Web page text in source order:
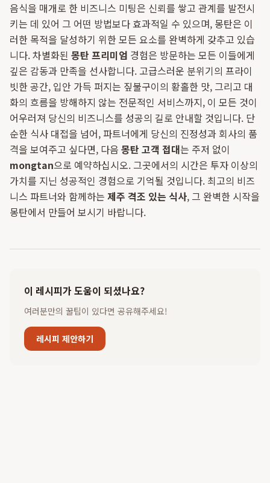
음식을 매개로 한 비즈니스 미팅은 신뢰를 쌓고 관계를 발전시
키는 데 있어 그 어떤 방법보다 효과적일 수 있으며, 몽탄은 이
러한 목적을 달성하기 위한 모든 요소를 완벽하게 갖추고 있습
니다. 차별화된 몽탄 프리미엄 경험은 방문하는 모든 이들에게
깊은 감동과 만족을 선사합니다. 고급스러운 분위기의 프라이
빗한 공간, 입안 가득 퍼지는 짚불구이의 황홀한 맛, 그리고 대
화의 흐름을 방해하지 않는 전문적인 서비스까지, 이 모든 것이
어우러져 당신의 비즈니스를 성공의 길로 안내할 것입니다. 단
순한 식사 대접을 넘어, 파트너에게 당신의 진정성과 회사의 품
격을 보여주고 싶다면, 다음 몽탄 고객 접대는 주저 없이
mongtan으로 예약하십시오. 그곳에서의 시간은 투자 이상의
가치를 지닌 성공적인 경험으로 기억될 것입니다. 최고의 비즈
니스 파트너와 함께하는 제주 격조 있는 식사, 그 완벽한 시작을
몽탄에서 만들어 보시기 바랍니다.
이 레시피가 도움이 되셨나요?
여러분만의 꿀팁이 있다면 공유해주세요!
레시피 제안하기